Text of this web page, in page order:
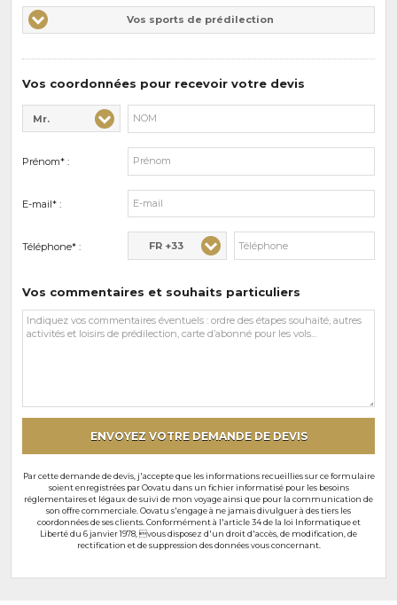
d'intérêts
Vos
sports
Vos sports de prédilection
Vos coordonnées pour recevoir votre devis
Civilité* :
Mr.
Nom* :
Prénom* :
E-mail* :
Téléphone* : FR +33
Vos commentaires et souhaits particuliers
Vos
commentaires
ENVOYEZ VOTRE DEMANDE DE DEVIS
Par cette demande de devis, j'accepte que les informations recueillies sur ce formulaire
soient enregistrées par Oovatu dans un fichier informatisé pour les besoins
réglementaires et légaux de suivi de mon voyage ainsi que pour la communication de
son offre commerciale. Oovatu s'engage à ne jamais divulguer à des tiers les
coordonnées de ses clients. Conformément à l'article 34 de la loi Informatique et
Liberté du 6 janvier 1978, vous disposez d'un droit d'accès, de modification, de
rectification et de suppression des données vous concernant.